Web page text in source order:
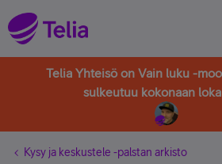
Telia Yhteisö on Vain luku -
sulkeutuu kokonaan
Kysy ja keskustele -palstan arkisto